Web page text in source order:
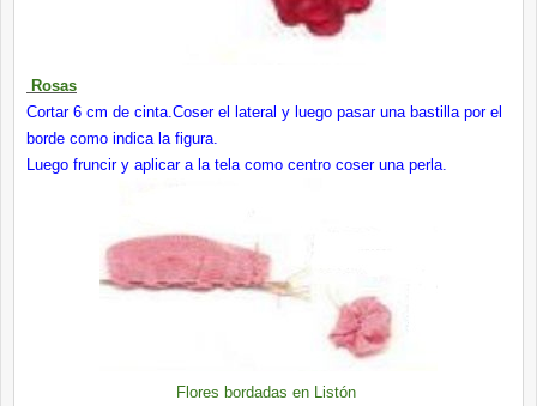
Rosas
Cortar 6 cm de cinta.Coser el lateral y luego pasar una bastilla por el
borde como indica la figura.
Luego fruncir y aplicar a la tela como centro coser una perla.
Flores bordadas en Listón